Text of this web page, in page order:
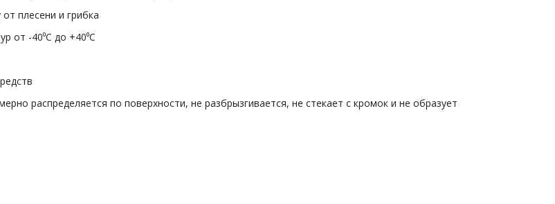
плесени и грибка
от -40⁰С до +40⁰С
распределяется по поверхности, не разбрызгивается, не стекает с кромок и не образует